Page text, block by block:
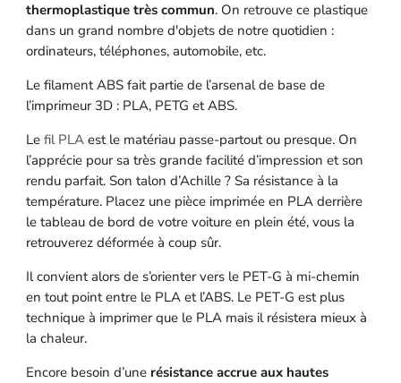
thermoplastique très commun. On retrouve ce plastique
dans un grand nombre d'objets de notre quotidien :
ordinateurs, téléphones, automobile, etc.
Le filament ABS fait partie de l’arsenal de base de
l’imprimeur 3D : PLA, PETG et ABS.
Le fil PLAest le matériau passe-partout ou presque. On
l’apprécie pour sa très grande facilité d’impression et son
rendu parfait. Son talon d’Achille ? Sa résistance à la
température. Placez une pièce imprimée en PLA derrière
le tableau de bord de votre voiture en plein été, vous la
retrouverez déformée à coup sûr.
Il convient alors de s’orienter vers le PET-G à mi-chemin
en tout point entre le PLA et l’ABS. Le PET-G est plus
technique à imprimer que le PLA mais il résistera mieux à
la chaleur.
Encore besoin d’une résistance accrue aux hautes